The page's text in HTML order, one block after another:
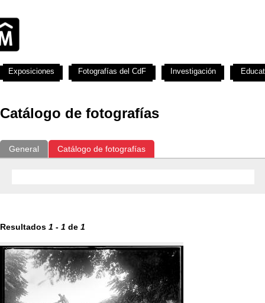
Catálogo de fotografías
General Catálogo de fotografías
Resultados 1 - 1 de 1
Exposiciones Fotografías del CdF Investigación